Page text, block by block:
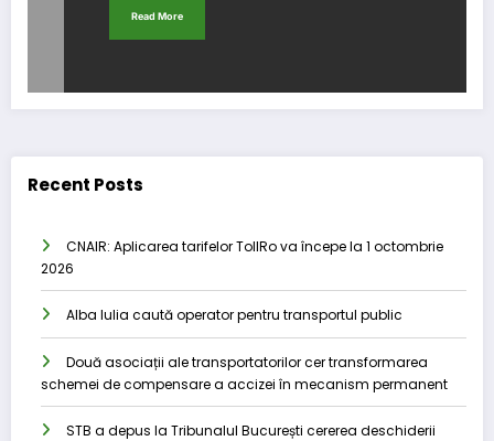
Read More
Recent Posts
CNAIR: Aplicarea tarifelor TollRo va începe la 1 octombrie
2026
Alba Iulia caută operator pentru transportul public
Două asociații ale transportatorilor cer transformarea
schemei de compensare a accizei în mecanism permanent
STB a depus la Tribunalul București cererea deschiderii